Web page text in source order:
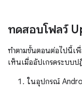
ทดสอบโฟลว์
ทำตามขั้นตอนต่อไปนี้เ
เห็นเมื่ออัปเกรดระบบป
ในอุปกรณ์